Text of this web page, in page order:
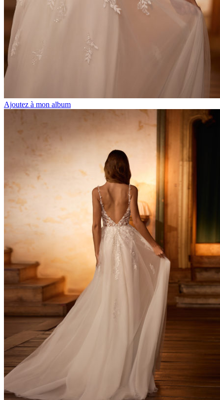
Ajoutez à mon album